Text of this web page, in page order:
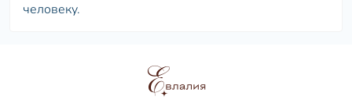
человеку.